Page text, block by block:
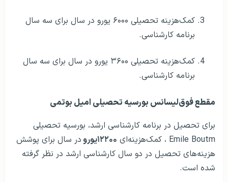
کمک‌هزینه تحصیلی ۶۰۰۰ یورو در سال برای سه سال
برنامه کارشناسی.
کمک‌هزینه تحصیلی ۳۶۰۰ یورو در سال برای سه سال
برنامه کارشناسی.
مقطع فوق‌لیسانس بورسیه تحصیلی امیل بوتمی
برای تحصیل در برنامه کارشناسی ارشد، بورسیه تحصیلی
Emile Boutm ، کمک‌هزینه‌ای
۱۲۲۰۰یورو
در سال برای پوشش
هزینه‌های تحصیل در دو سال کارشناسی ارشد در نظر گرفته
شده است.